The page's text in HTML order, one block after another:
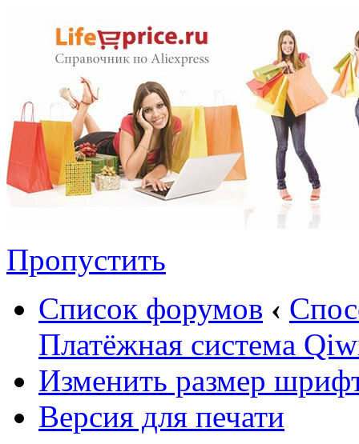
Пропустить
Список форумов ‹
Платёжная система
Изменить размер
Версия для печати